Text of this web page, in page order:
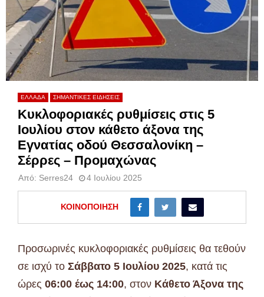
ΕΛΛΑΔΑ ΣΗΜΑΝΤΙΚΕΣ ΕΙΔΗΣΕΙΣ
Κυκλοφοριακές ρυθμίσεις στις 5
Ιουλίου στον κάθετο άξονα της
Εγνατίας οδού Θεσσαλονίκη –
Σέρρες – Προμαχώνας
Από: Serres24 4 Ιουλίου 2025
ΚΟΙΝΟΠΟΊΗΣΗ
Προσωρινές κυκλοφοριακές ρυθμίσεις θα τεθούν
σε ισχύ το Σάββατο 5 Ιουλίου 2025, κατά τις
ώρες 06:00 έως 14:00, στον Κάθετο Άξονα της